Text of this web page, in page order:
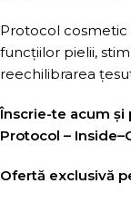
Protocol
funcțiilor pielii,
reechilibrarea
Înscrie-te acum și
Protocol –
Ofertă exclusivă